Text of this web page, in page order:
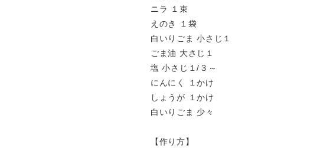
ニラ １束
えのき １袋
白いりごま 小さじ１
ごま油 大さじ１
塩 小さじ１/３～
にんにく １かけ
しょうが １かけ
白いりごま 少々
【作り方】